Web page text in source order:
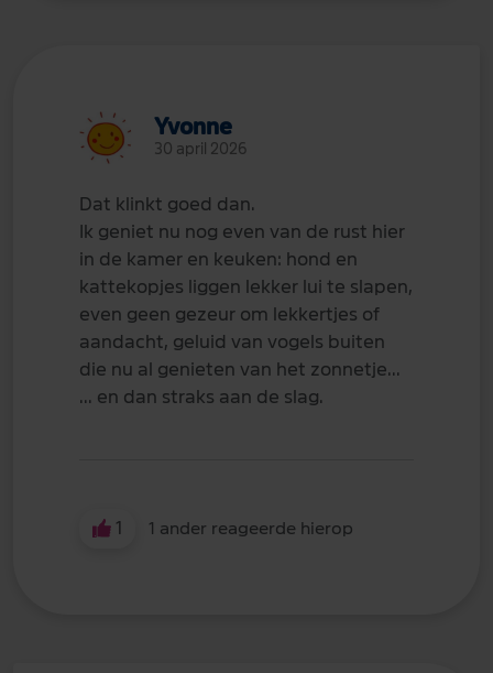
Yvonne
30 april 2026
Dat klinkt goed dan.
Ik geniet nu nog even van de rust hier
in de kamer en keuken: hond en
kattekopjes liggen lekker lui te slapen,
even geen gezeur om lekkertjes of
aandacht, geluid van vogels buiten
die nu al genieten van het zonnetje...
... en dan straks aan de slag.
1 1 ander reageerde hierop